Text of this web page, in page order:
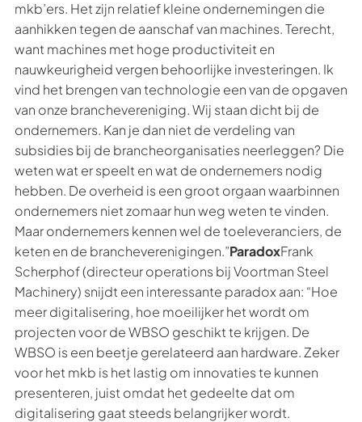
mkb’ers. Het zijn relatief kleine ondernemingen die
aanhikken tegen de aanschaf van machines. Terecht,
want machines met hoge productiviteit en
nauwkeurigheid vergen behoorlijke investeringen. Ik
vind het brengen van technologie een van de opgaven
van onze branchevereniging. Wij staan dicht bij de
ondernemers. Kan je dan niet de verdeling van
subsidies bij de brancheorganisaties neerleggen? Die
weten wat er speelt en wat de ondernemers nodig
hebben. De overheid is een groot orgaan waarbinnen
ondernemers niet zomaar hun weg weten te vinden.
Maar ondernemers kennen wel de toeleveranciers, de
keten en de brancheverenigingen.”ParadoxFrank
Scherphof (directeur operations bij Voortman Steel
Machinery) snijdt een interessante paradox aan: “Hoe
meer digitalisering, hoe moeilijker het wordt om
projecten voor de WBSO geschikt te krijgen. De
WBSO is een beetje gerelateerd aan hardware. Zeker
voor het mkb is het lastig om innovaties te kunnen
presenteren, juist omdat het gedeelte dat om
digitalisering gaat steeds belangrijker wordt.